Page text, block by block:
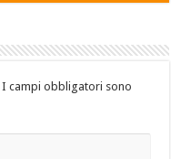
I campi obbligatori sono